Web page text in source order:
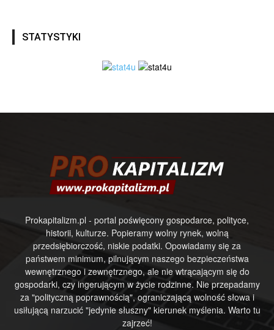
STATYSTYKI
Prokapitalizm.pl - portal poświęcony gospodarce, polityce,
historii, kulturze. Popieramy wolny rynek, wolną
przedsiębiorczość, niskie podatki. Opowiadamy się za
państwem minimum, pilnującym naszego bezpieczeństwa
wewnętrznego i zewnętrznego, ale nie wtrącającym się do
gospodarki, czy ingerującym w życie rodzinne. Nie przepadamy
za "polityczną poprawnością", ograniczającą wolność słowa i
usiłującą narzucić "jedynie słuszny" kierunek myślenia. Warto tu
zajrzeć!